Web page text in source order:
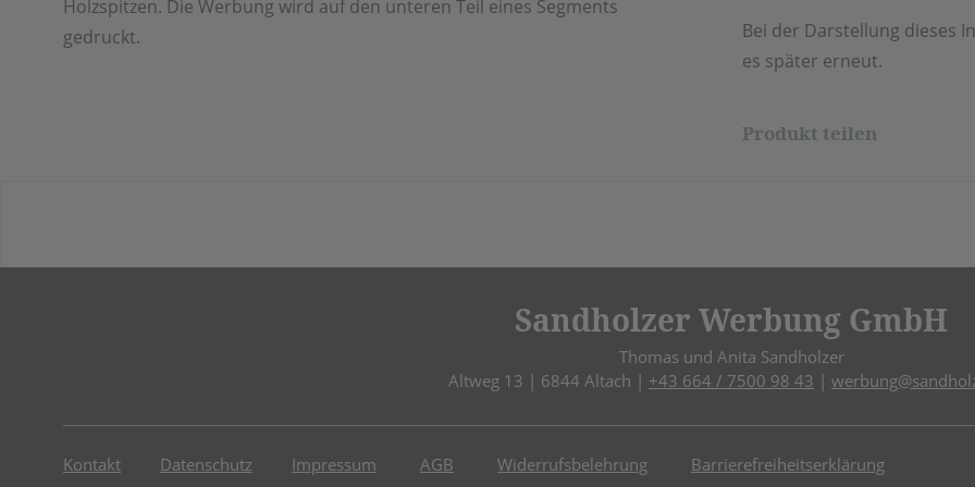
Holzspitzen. Die Werbung wird auf den unteren Teil eines Segments
gedruckt.
Bei der Darstellung dieses
es später erneut.
Produkt teilen
Sandholzer Werbung GmbH
Thomas und Anita Sandholzer
Altweg 13 | 6844 Altach | +43 664 / 7500 98 43 |
Kontakt Datenschutz Impressum AGB Widerrufsbelehrung Barrierefreiheitserklärung